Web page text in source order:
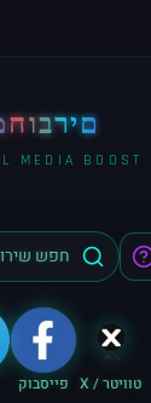
MEDIA BOOST
טוויטר / X פייסבוק